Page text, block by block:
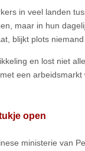
in veel landen
maar in hun
blijkt plots
en lost niet
een
open
ministerie van